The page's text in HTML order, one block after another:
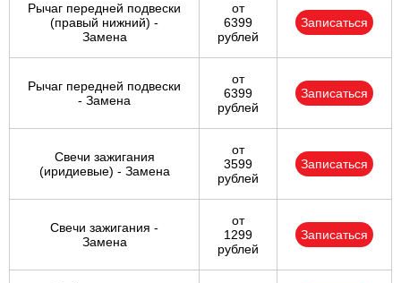
Рычаг передней подвески
(правый нижний) -
Замена
от
6399
рублей
Записаться
Рычаг передней подвески
- Замена
от
6399
рублей
Записаться
Свечи зажигания
(иридиевые) - Замена
от
3599
рублей
Записаться
Свечи зажигания -
Замена
от
1299
рублей
Записаться